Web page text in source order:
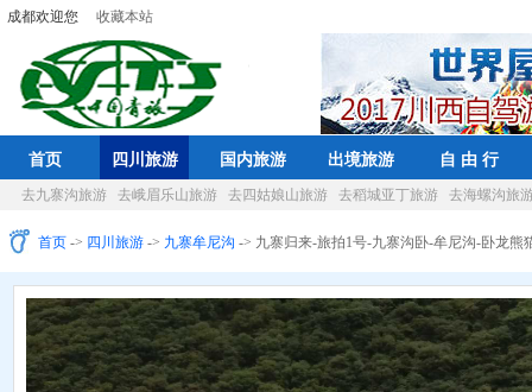
成都欢迎您 收藏本站
首页 四川旅游 国内旅游 出境旅游 自 由 行
去九寨沟旅游 去峨眉乐山旅游 去四姑娘山旅游 去稻城亚丁旅游 去海螺沟旅
首页 -> 四川旅游 -> 九寨牟尼沟 -> 九寨归来-旅拍1号-九寨沟卧-牟尼沟-卧龙熊